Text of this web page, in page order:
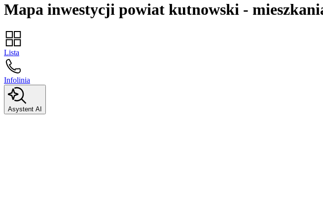
Mapa inwestycji powiat kutnowski -
Lista
Infolinia
Asystent AI